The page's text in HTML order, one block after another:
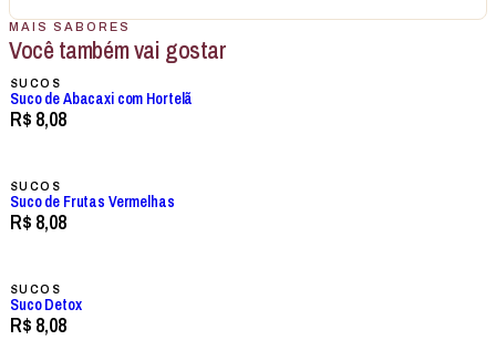
MAIS SABORES
Você também vai gostar
SUCOS
Suco de Abacaxi com Hortelã
R$ 8,08
SUCOS
Suco de Frutas Vermelhas
R$ 8,08
SUCOS
Suco Detox
R$ 8,08